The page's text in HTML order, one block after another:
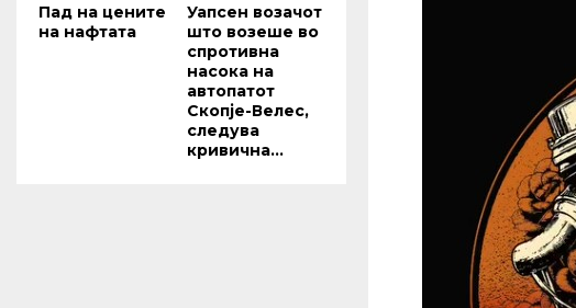
Пад на цените
на нафтата
Уапсен возачот
што возеше во
спротивна
насока на
автопатот
Скопје-Велес,
следува
кривична...